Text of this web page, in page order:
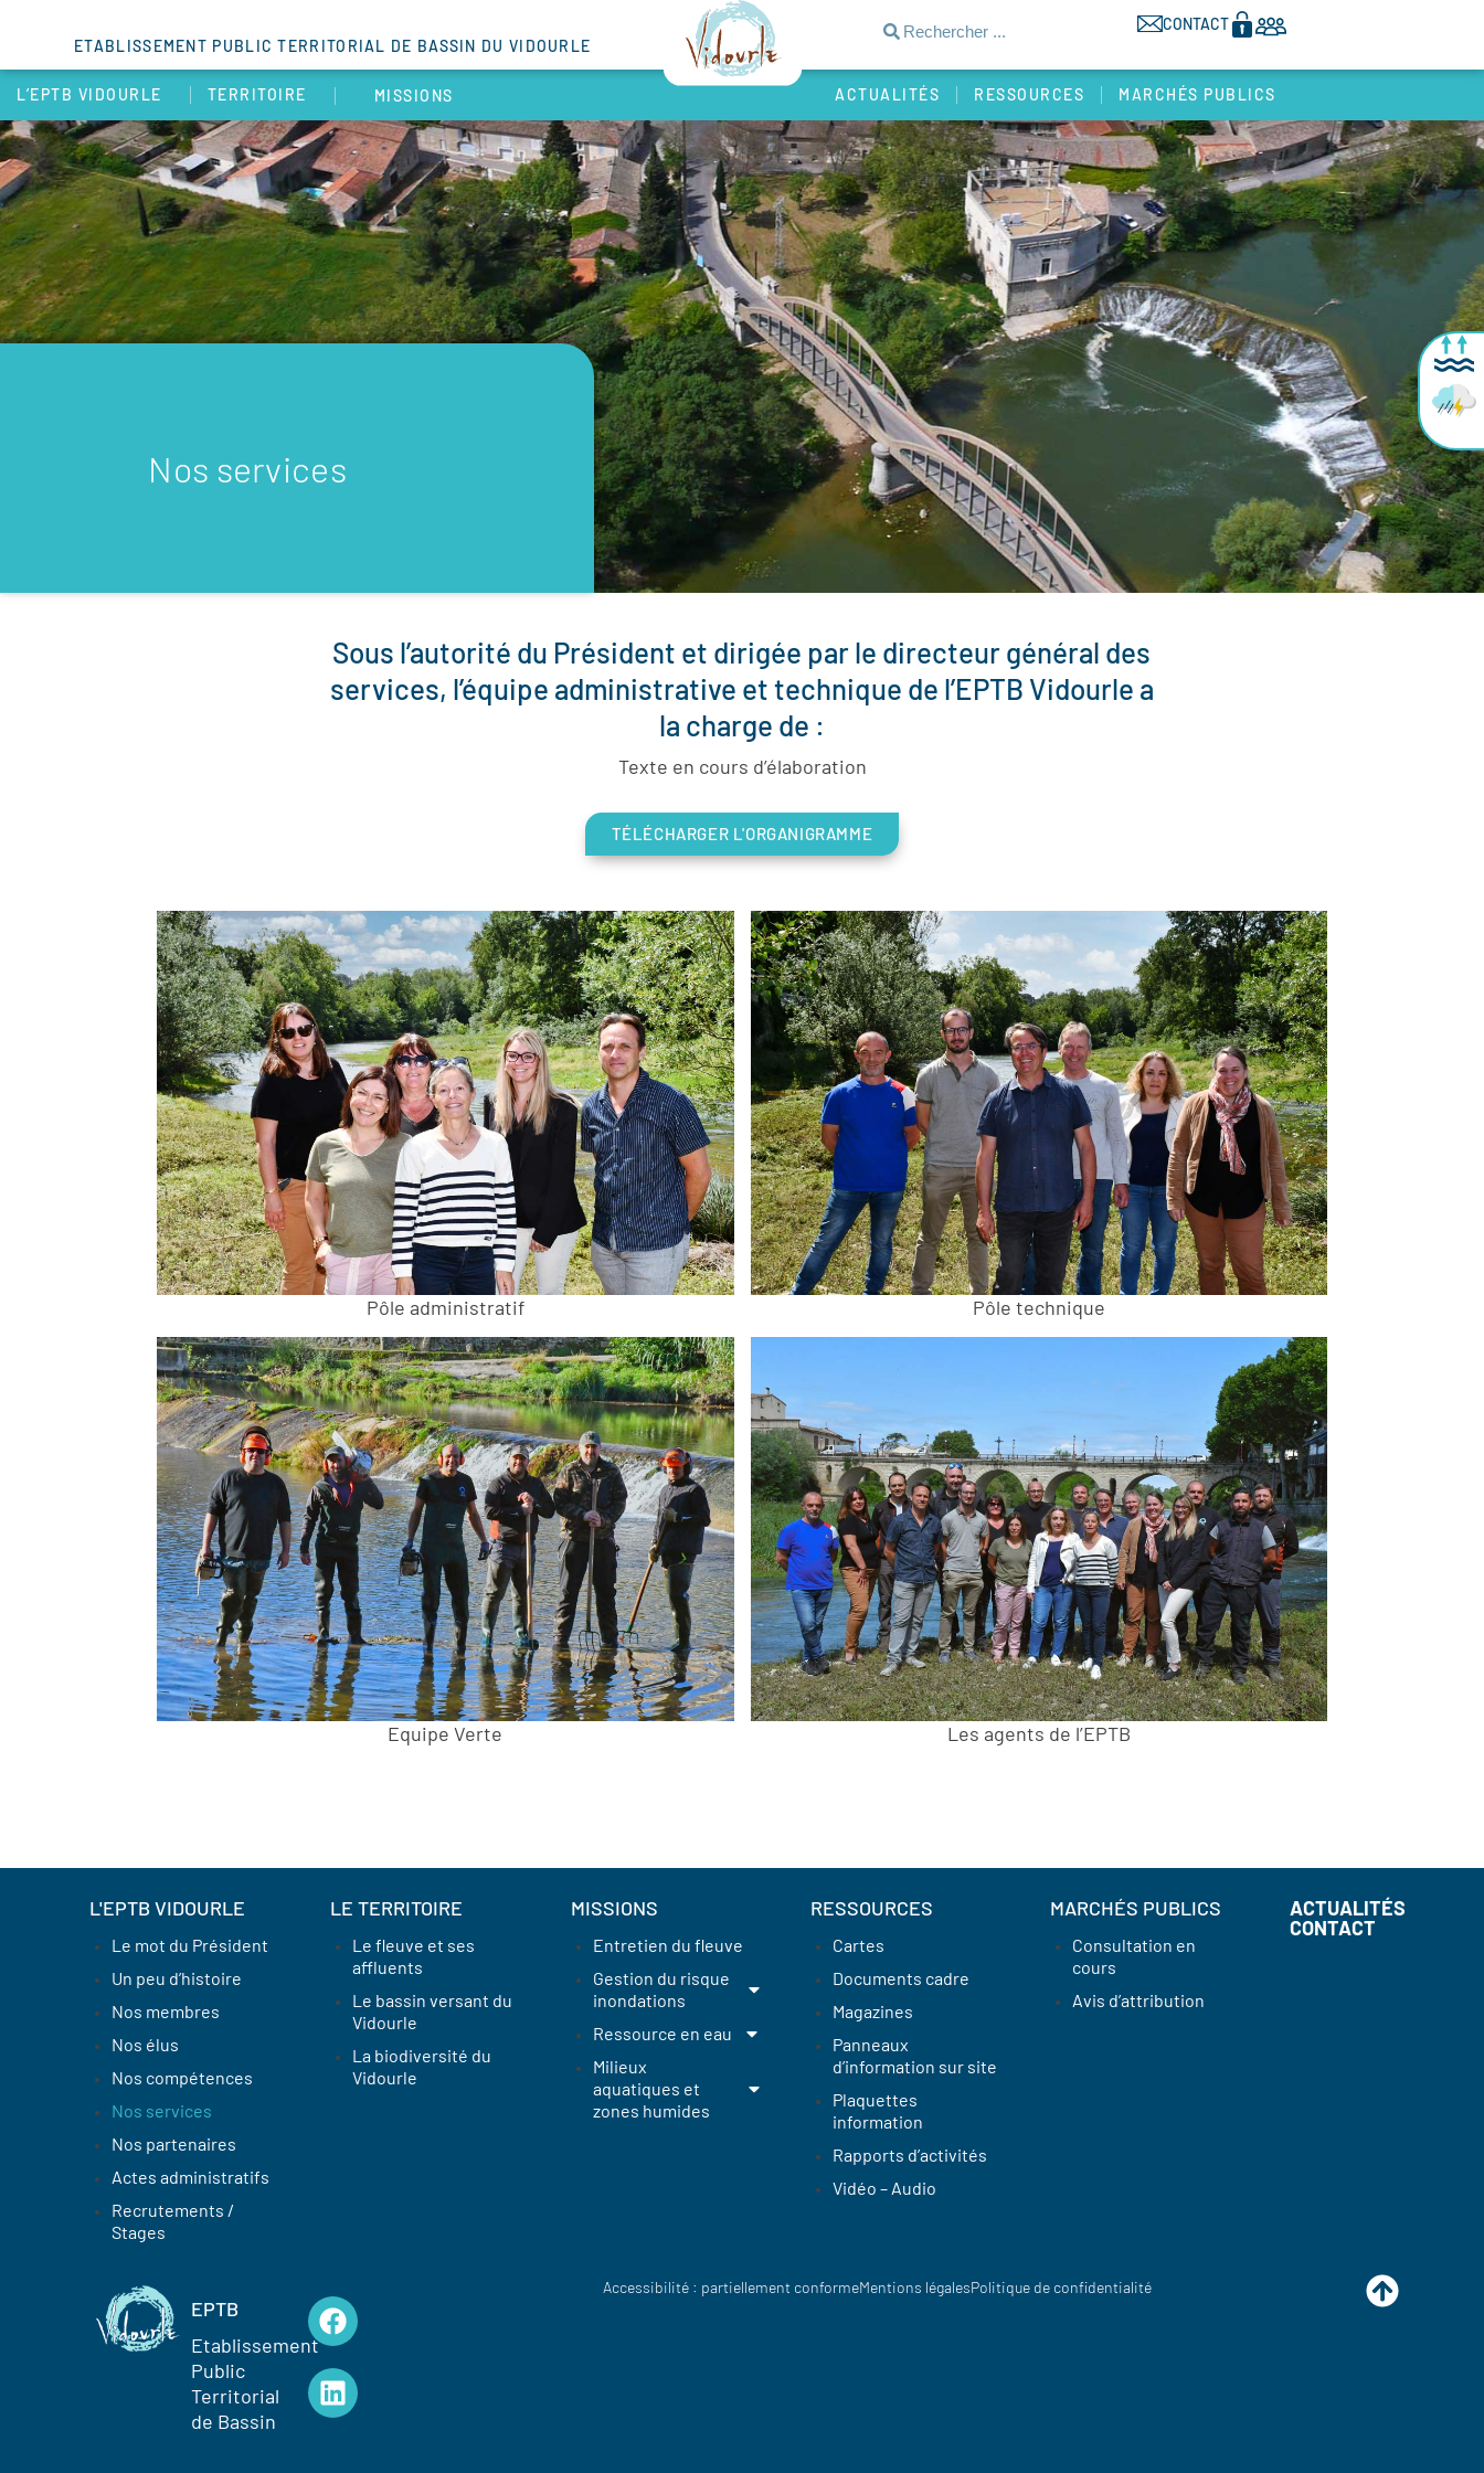
ETABLISSEMENT PUBLIC TERRITORIAL DE BASSIN DU VIDOURLE
CONTACT
L’EPTB VIDOURLE TERRITOIRE MISSIONS ACTUALITÉS RESSOURCES MARCHÉS PUBLICS
Nos services
Sous l’autorité du Président et dirigée par le directeur général des
services, l’équipe administrative et technique de l’EPTB Vidourle a
la charge de :
Texte en cours d’élaboration
TÉLÉCHARGER L'ORGANIGRAMME
Pôle administratif Pôle technique
Equipe Verte Les agents de l’EPTB
L'EPTB VIDOURLE
Le mot du Président
Un peu d’histoire
Nos membres
Nos élus
Nos compétences
Nos services
Nos partenaires
Actes administratifs
Recrutements /
Stages
LE TERRITOIRE
Le fleuve et ses
affluents
Le bassin versant du
Vidourle
La biodiversité du
Vidourle
MISSIONS
Entretien du fleuve
Gestion du risque
inondations
Ressource en eau
Milieux
aquatiques et
zones humides
RESSOURCES
Cartes
Documents cadre
Magazines
Panneaux
d’information sur site
Plaquettes
information
Rapports d’activités
Vidéo – Audio
MARCHÉS PUBLICS
Consultation en
cours
Avis d’attribution
ACTUALITÉS
CONTACT
EPTB
Etablissement
Public
Territorial
de Bassin
Accessibilité : partiellement conformeMentions légalesPolitique de confidentialité